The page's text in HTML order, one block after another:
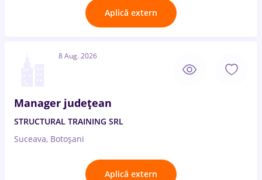
Aplică extern
8 Aug. 2026
Manager județean
STRUCTURAL TRAINING SRL
Suceava, Botoșani
Aplică extern